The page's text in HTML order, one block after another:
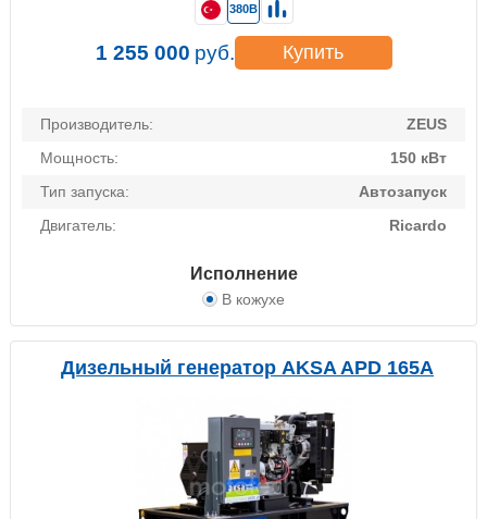
Производитель:
ZEUS
Мощность:
150 кВт
Тип запуска:
Автозапуск
Двигатель:
Ricardo
Исполнение
В кожухе
380В
1 255 000 руб. Купить
Дизельный генератор AKSA APD 165A